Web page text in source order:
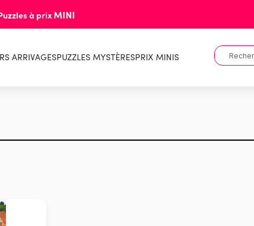
à prixMINI
ARRIVAGESPUZZLES MYSTÈRESPRIX MINIS